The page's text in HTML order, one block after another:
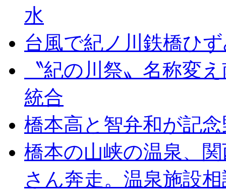
水
台風で紀ノ川鉄橋ひ
〝紀の川祭〟名称変
統合
橋本高と智弁和が記
橋本の山峡の温泉、
さん奔走。温泉施設